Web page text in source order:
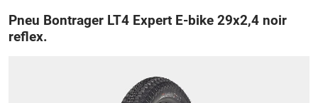
Pneu Bontrager LT4 Expert E-bike 29x2,4 noir
reflex.